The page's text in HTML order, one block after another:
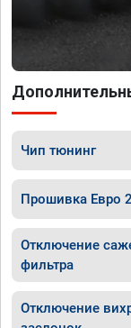
Чип тюнинг
Прошивка Евро 2
Отключение
фильтра
Отключение